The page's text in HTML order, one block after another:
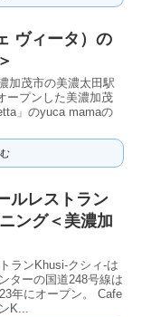
ヴィータ）の
加茂市の美濃太田駅
ープンした美濃加茂
」のyuca mamaの
ルレストラン
ング＜美濃加
ランKhusi-クシィ-は
ターの国道248号線は
年にオープン。 Cafe
K...